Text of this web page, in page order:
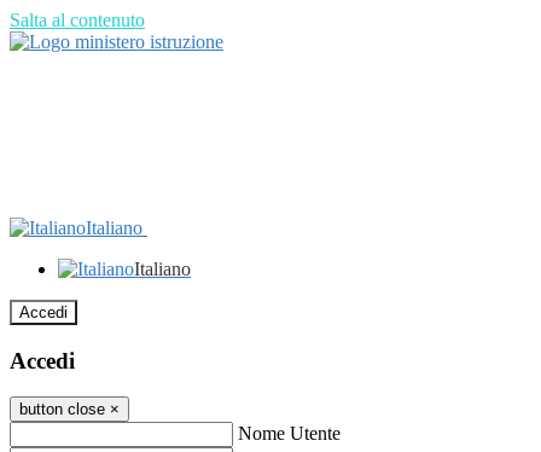
Salta al contenuto
Italiano
Italiano
Accedi
Accedi
button close ×
Nome Utente